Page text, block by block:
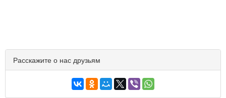
Расскажите о нас друзьям